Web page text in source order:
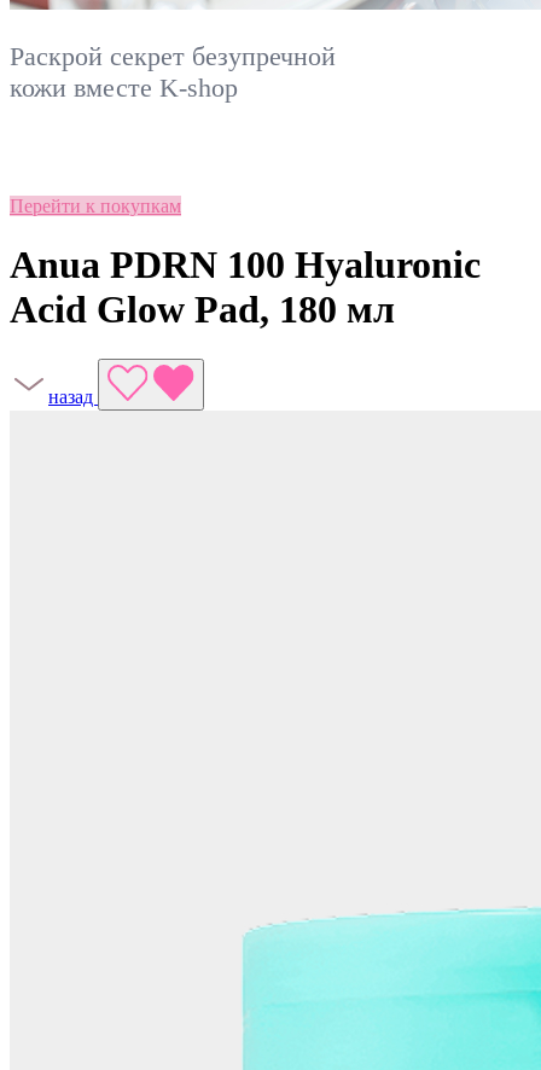
Раскрой секрет безупречной
кожи вместе K-shop
Перейти к покупкам
Anua PDRN 100 Hyaluronic
Acid Glow Pad, 180 мл
назад